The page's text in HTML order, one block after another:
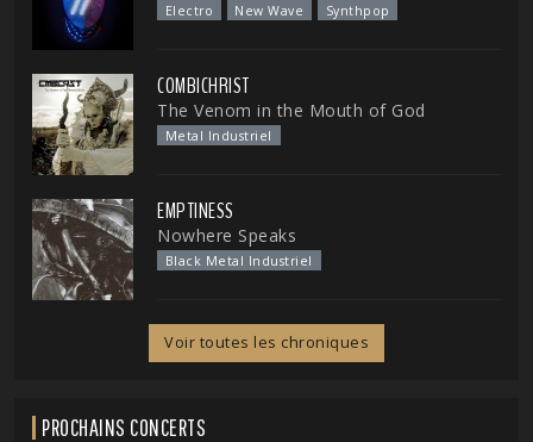
Electro New Wave Synthpop
COMBICHRIST
The Venom in the Mouth of God
Metal Industriel
EMPTINESS
Nowhere Speaks
Black Metal Industriel
Voir toutes les chroniques
PROCHAINS CONCERTS